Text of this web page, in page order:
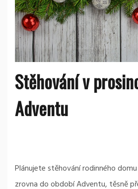
Stěhování v
Adventu
Plánujete stěhování rodinného
zrovna do období Adventu, těsně